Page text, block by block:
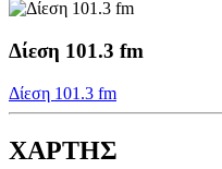
Δίεση 101.3 fm
Δίεση 101.3 fm
ΧΑΡΤΗΣ